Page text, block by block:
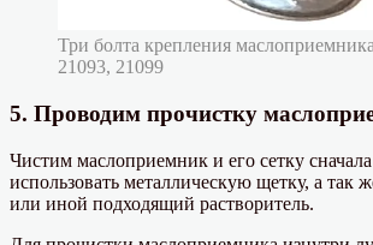
Три болта крепления
21093, 21099
5. Проводим прочистку
Чистим маслоприемник и его сетку
использовать металлическую щетку, а так
или иной подходящий растворитель.